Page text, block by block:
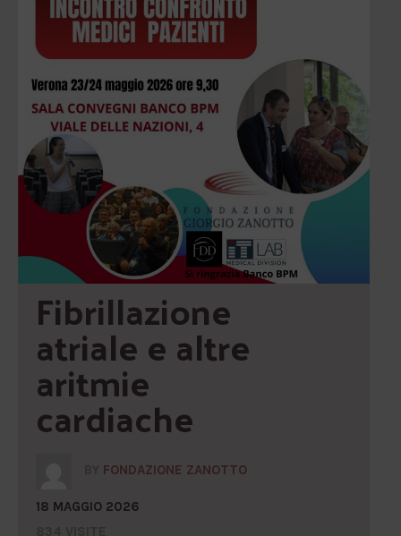
Fibrillazione
atriale e altre
aritmie
cardiache
FONDAZIONE ZANOTTO
18 MAGGIO 2026